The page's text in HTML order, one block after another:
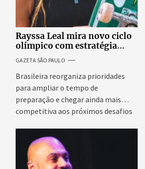
Rayssa Leal mira novo ciclo
olímpico com estratégia
voltada a mais treinos e
evolução no skate
GAZETA SÃO PAULO
Brasileira reorganiza prioridades
para ampliar o tempo de
preparação e chegar ainda mais
competitiva aos próximos desafios